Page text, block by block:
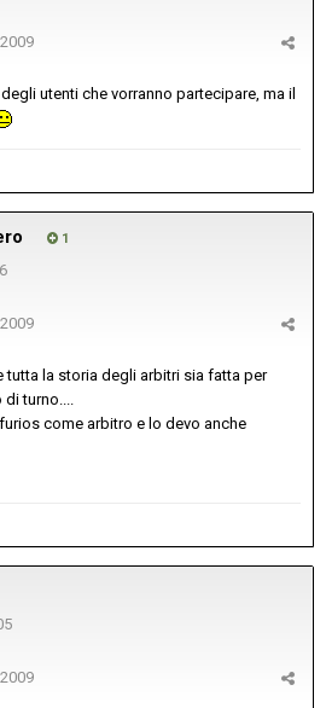
utenti che vorranno partecipare, ma il
1
tutta la storia degli arbitri sia fatta per
di turno....
come arbitro e lo devo anche